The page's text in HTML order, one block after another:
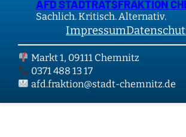
AFD STADTRATSFRAKTION
Sachlich. Kritisch. Alternativ.
Impressum
Markt 1, 09111 Chemnitz
0371 488 13 17
afd.fraktion@stadt-chemnitz.de